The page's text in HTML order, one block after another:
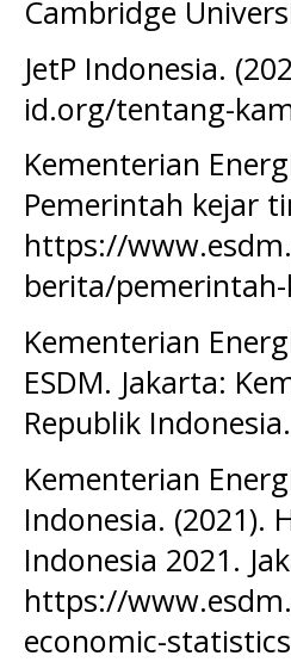
Cambridge
JetP Indonesia.
id.org/tentang-
Kementerian
Pemerintah kejar
https://
berita/
Kementerian
ESDM. Jakarta:
Republik Indonesia.
Kementerian
Indonesia. (2021).
Indonesia 2021.
https://
economic-